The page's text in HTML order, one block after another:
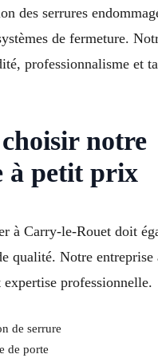
des serrures
de fermeture.
professionnalisme et
notre
à petit prix
à Carry-le-Rouet doit
qualité. Notre entreprise
professionnelle.
de serrure
de porte